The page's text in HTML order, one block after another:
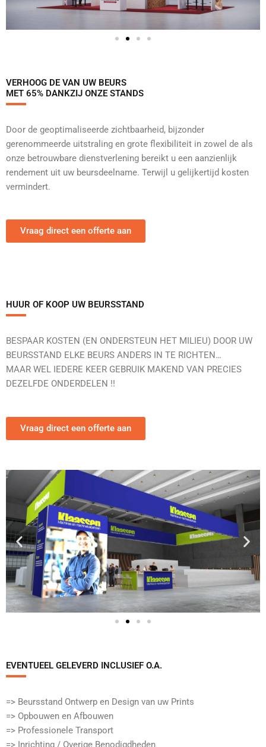
VERHOOG DE VAN UW BEURS
MET 65% DANKZIJ ONZE STANDS
Door de geoptimaliseerde zichtbaarheid, bijzonder
gerenommeerde uitstraling en grote flexibiliteit in zowel de als
onze betrouwbare dienstverlening bereikt u een aanzienlijk
rendement uit uw beursdeelname. Terwijl u gelijkertijd kosten
vermindert.
Vraag direct een offerte aan
HUUR OF KOOP UW BEURSSTAND
BESPAAR KOSTEN (EN ONDERSTEUN HET MILIEU) DOOR UW
BEURSSTAND ELKE BEURS ANDERS IN TE RICHTEN…
MAAR WEL IEDERE KEER GEBRUIK MAKEND VAN PRECIES
DEZELFDE ONDERDELEN !!
Vraag direct een offerte aan
EVENTUEEL GELEVERD INCLUSIEF O.A.​
=> Beursstand Ontwerp en Design van uw Prints
=> Opbouwen en Afbouwen
=> Professionele Transport
=> Inrichting / Overige Benodigdheden